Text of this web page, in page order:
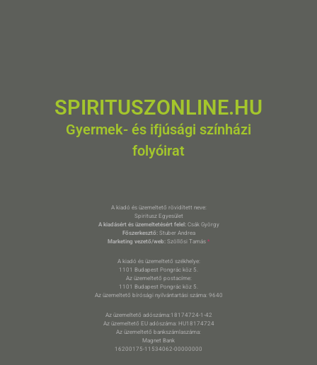
SPIRITUSZONLINE.HU
Gyermek- és ifjúsági színházi
folyóirat
A kiadó és üzemeltető rövidített neve:
Spiritusz Egyesület
A kiadásért és üzemeltetésért felel:Csák György
Főszerkesztő:Stuber Andrea
Marketing vezető/web: Szöllősi Tamás *
A kiadó és üzemeltető székhelye:
1101 Budapest Pongrác köz 5.
Az üzemeltető postacíme:
1101 Budapest Pongrác köz 5.
Az üzemeltető bírósági nyilvántartási száma: 9640
Az üzemeltető adószáma:18174724-1-42
Az üzemeltető EU adószáma: HU18174724
Az üzemeltető bankszámlaszáma:
Magnet Bank
16200175-11534062-00000000